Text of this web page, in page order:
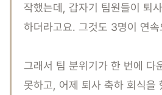
작했는데, 갑자기 팀원들이 퇴
하더라고요. 그것도 3명이 연속
그래서 팀 분위기가 한 번에 다
못하고, 어제 퇴사 축하 회식을